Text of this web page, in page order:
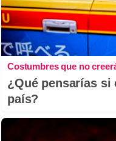
Costumbres que no
¿Qué pensarías
país?